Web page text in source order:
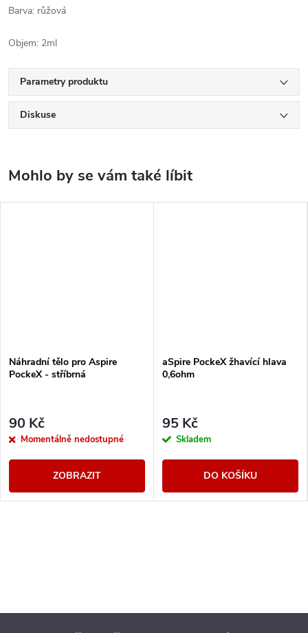
Barva: růžová
Objem: 2ml
Parametry produktu
Diskuse
Náhradní tělo pro Aspire
PockeX - stříbrná
90 Kč
Momentálně nedostupné
ZOBRAZIT
aSpire PockeX žhavící hlava
0,6ohm
95 Kč
Skladem
DO KOŠÍKU